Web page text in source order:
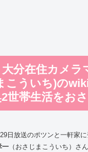
大分在住カメラ
こういち)の
世帯生活をお
日放送のポツンと一軒家
一 （おさじまこういち）さ